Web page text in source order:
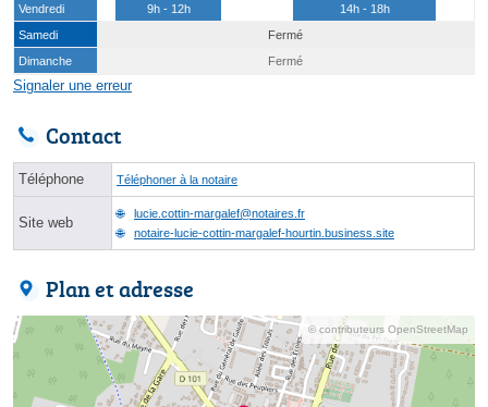
Vendredi
9h - 12h
14h - 18h
Samedi
Fermé
Dimanche
Fermé
Signaler une erreur
Contact
Téléphone Téléphoner à la notaire
Site web
lucie.cottin-margalef@notaires.fr
notaire-lucie-cottin-margalef-hourtin.business.site
Plan et adresse
© contributeurs OpenStreetMap